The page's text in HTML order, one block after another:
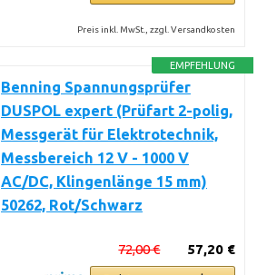
Preis inkl. MwSt., zzgl. Versandkosten
EMPFEHLUNG
Benning Spannungsprüfer
DUSPOL expert (Prüfart 2-polig,
Messgerät für Elektrotechnik,
Messbereich 12 V - 1000 V
AC/DC, Klingenlänge 15 mm)
50262, Rot/Schwarz
57,20 €
72,00 €